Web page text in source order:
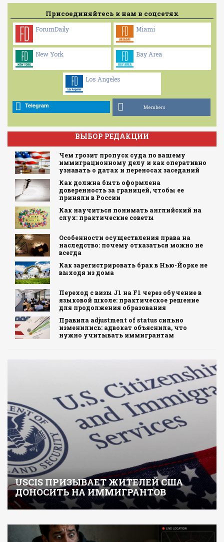
Присоединяйтесь к нам в соцсетях
ForumDaily Miami
New York Bay Area
Los Angeles
Telegram Members
ВЫБОР РЕДАКЦИИ
Чем грозит пропуск суда по вашему
иммиграционному делу и как оперативно
узнавать о датах и переносах заседаний
Как должна быть оформлена
доверенность за границей, чтобы ее
приняли в России
Как научиться понимать английский на
слух: практические советы
Особенности осуществления права на
наследство: почему отказаться можно не
всегда
Как зарегистрировать брак в Нью-Йорке не
выходя из дома
Переход с визы J1 на F1 через обучение в
языковой школе: практическое решение
для продолжения образования
Правила adjustment of status сильно
изменились: адвокат объяснила, что
нужно учитывать иммигрантам
USCIS ПРИЗЫВАЕТ ЖИТЕЛЕЙ США
ДОНОСИТЬ НА ИММИГРАНТОВ